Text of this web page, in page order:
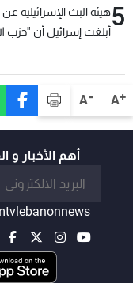
A+
A-
5هيئة البث الإسرائيلية
أبلغت إسرائيل أن "حزب
أهم الأخبار و